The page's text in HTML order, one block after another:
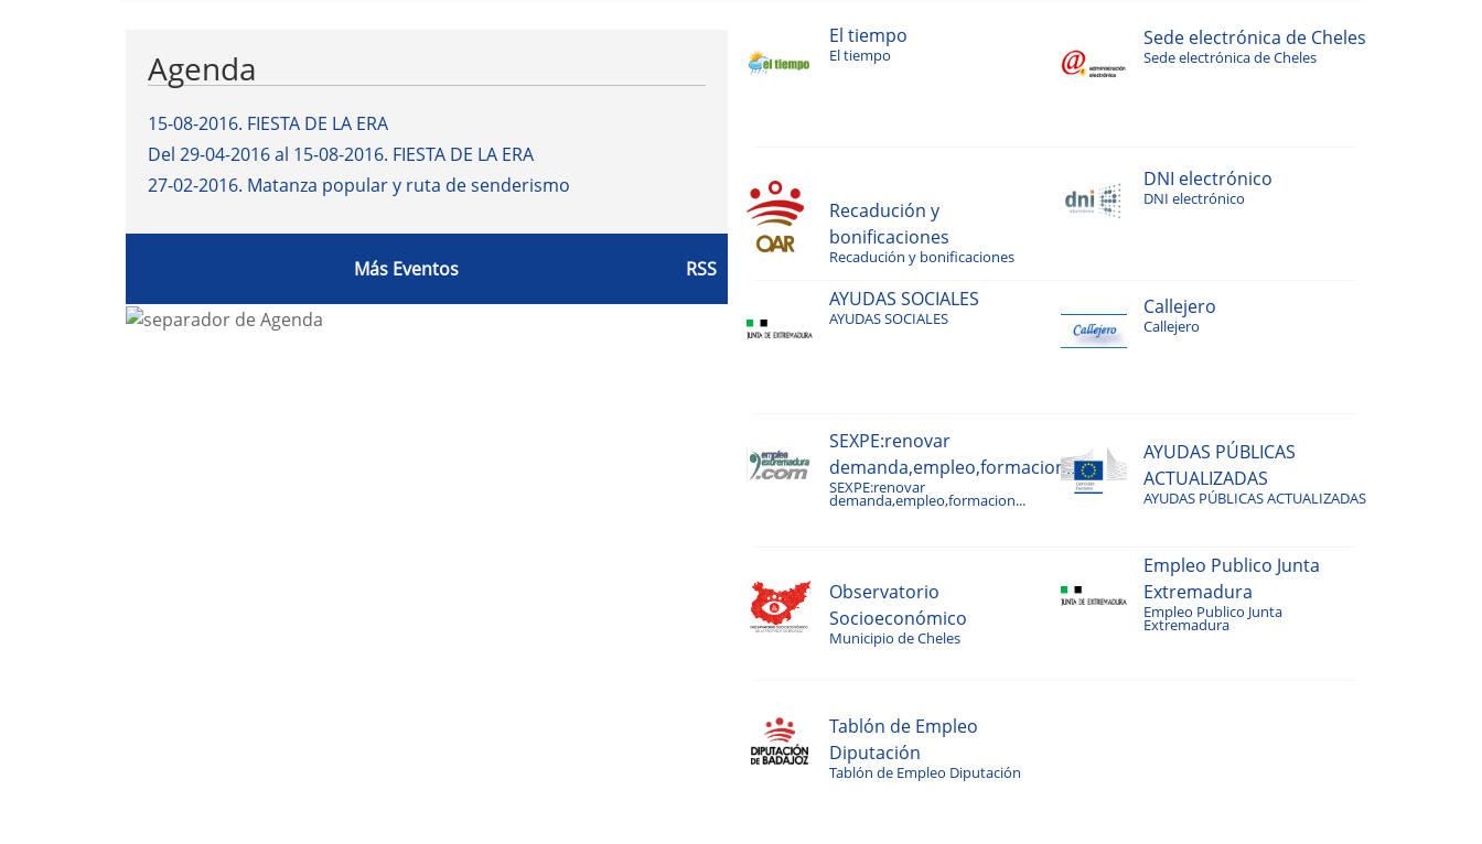
Agenda
15-08-2016. FIESTA DE LA ERA
Del 29-04-2016 al 15-08-2016. FIESTA DE LA ERA
27-02-2016. Matanza popular y ruta de senderismo
Más Eventos RSS
El tiempo
El tiempo
Sede electrónica de Cheles
Sede electrónica de Cheles
Recadución y
bonificaciones
Recadución y bonificaciones
DNI electrónico
DNI electrónico
AYUDAS SOCIALES
AYUDAS SOCIALES
Callejero
Callejero
SEXPE:renovar
demanda,empleo,formacion...
SEXPE:renovar
demanda,empleo,formacion...
AYUDAS PÚBLICAS
ACTUALIZADAS
AYUDAS PÚBLICAS ACTUALIZADAS
Observatorio
Socioeconómico
Municipio de Cheles
Empleo Publico Junta
Extremadura
Empleo Publico Junta
Extremadura
Tablón de Empleo
Diputación
Tablón de Empleo Diputación